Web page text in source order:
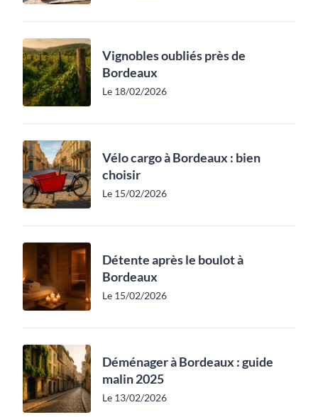
Vignobles oubliés près de
Bordeaux
Le 18/02/2026
Vélo cargo à Bordeaux : bien
choisir
Le 15/02/2026
Détente après le boulot à
Bordeaux
Le 15/02/2026
Déménager à Bordeaux : guide
malin 2025
Le 13/02/2026